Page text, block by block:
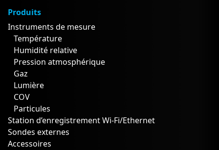
Produits
Instruments de mesure
Température
Humidité relative
Pression atmosphérique
Gaz
Lumière
COV
Particules
Station d’enregistrement Wi-Fi/Ethernet
Sondes externes
Accessoires